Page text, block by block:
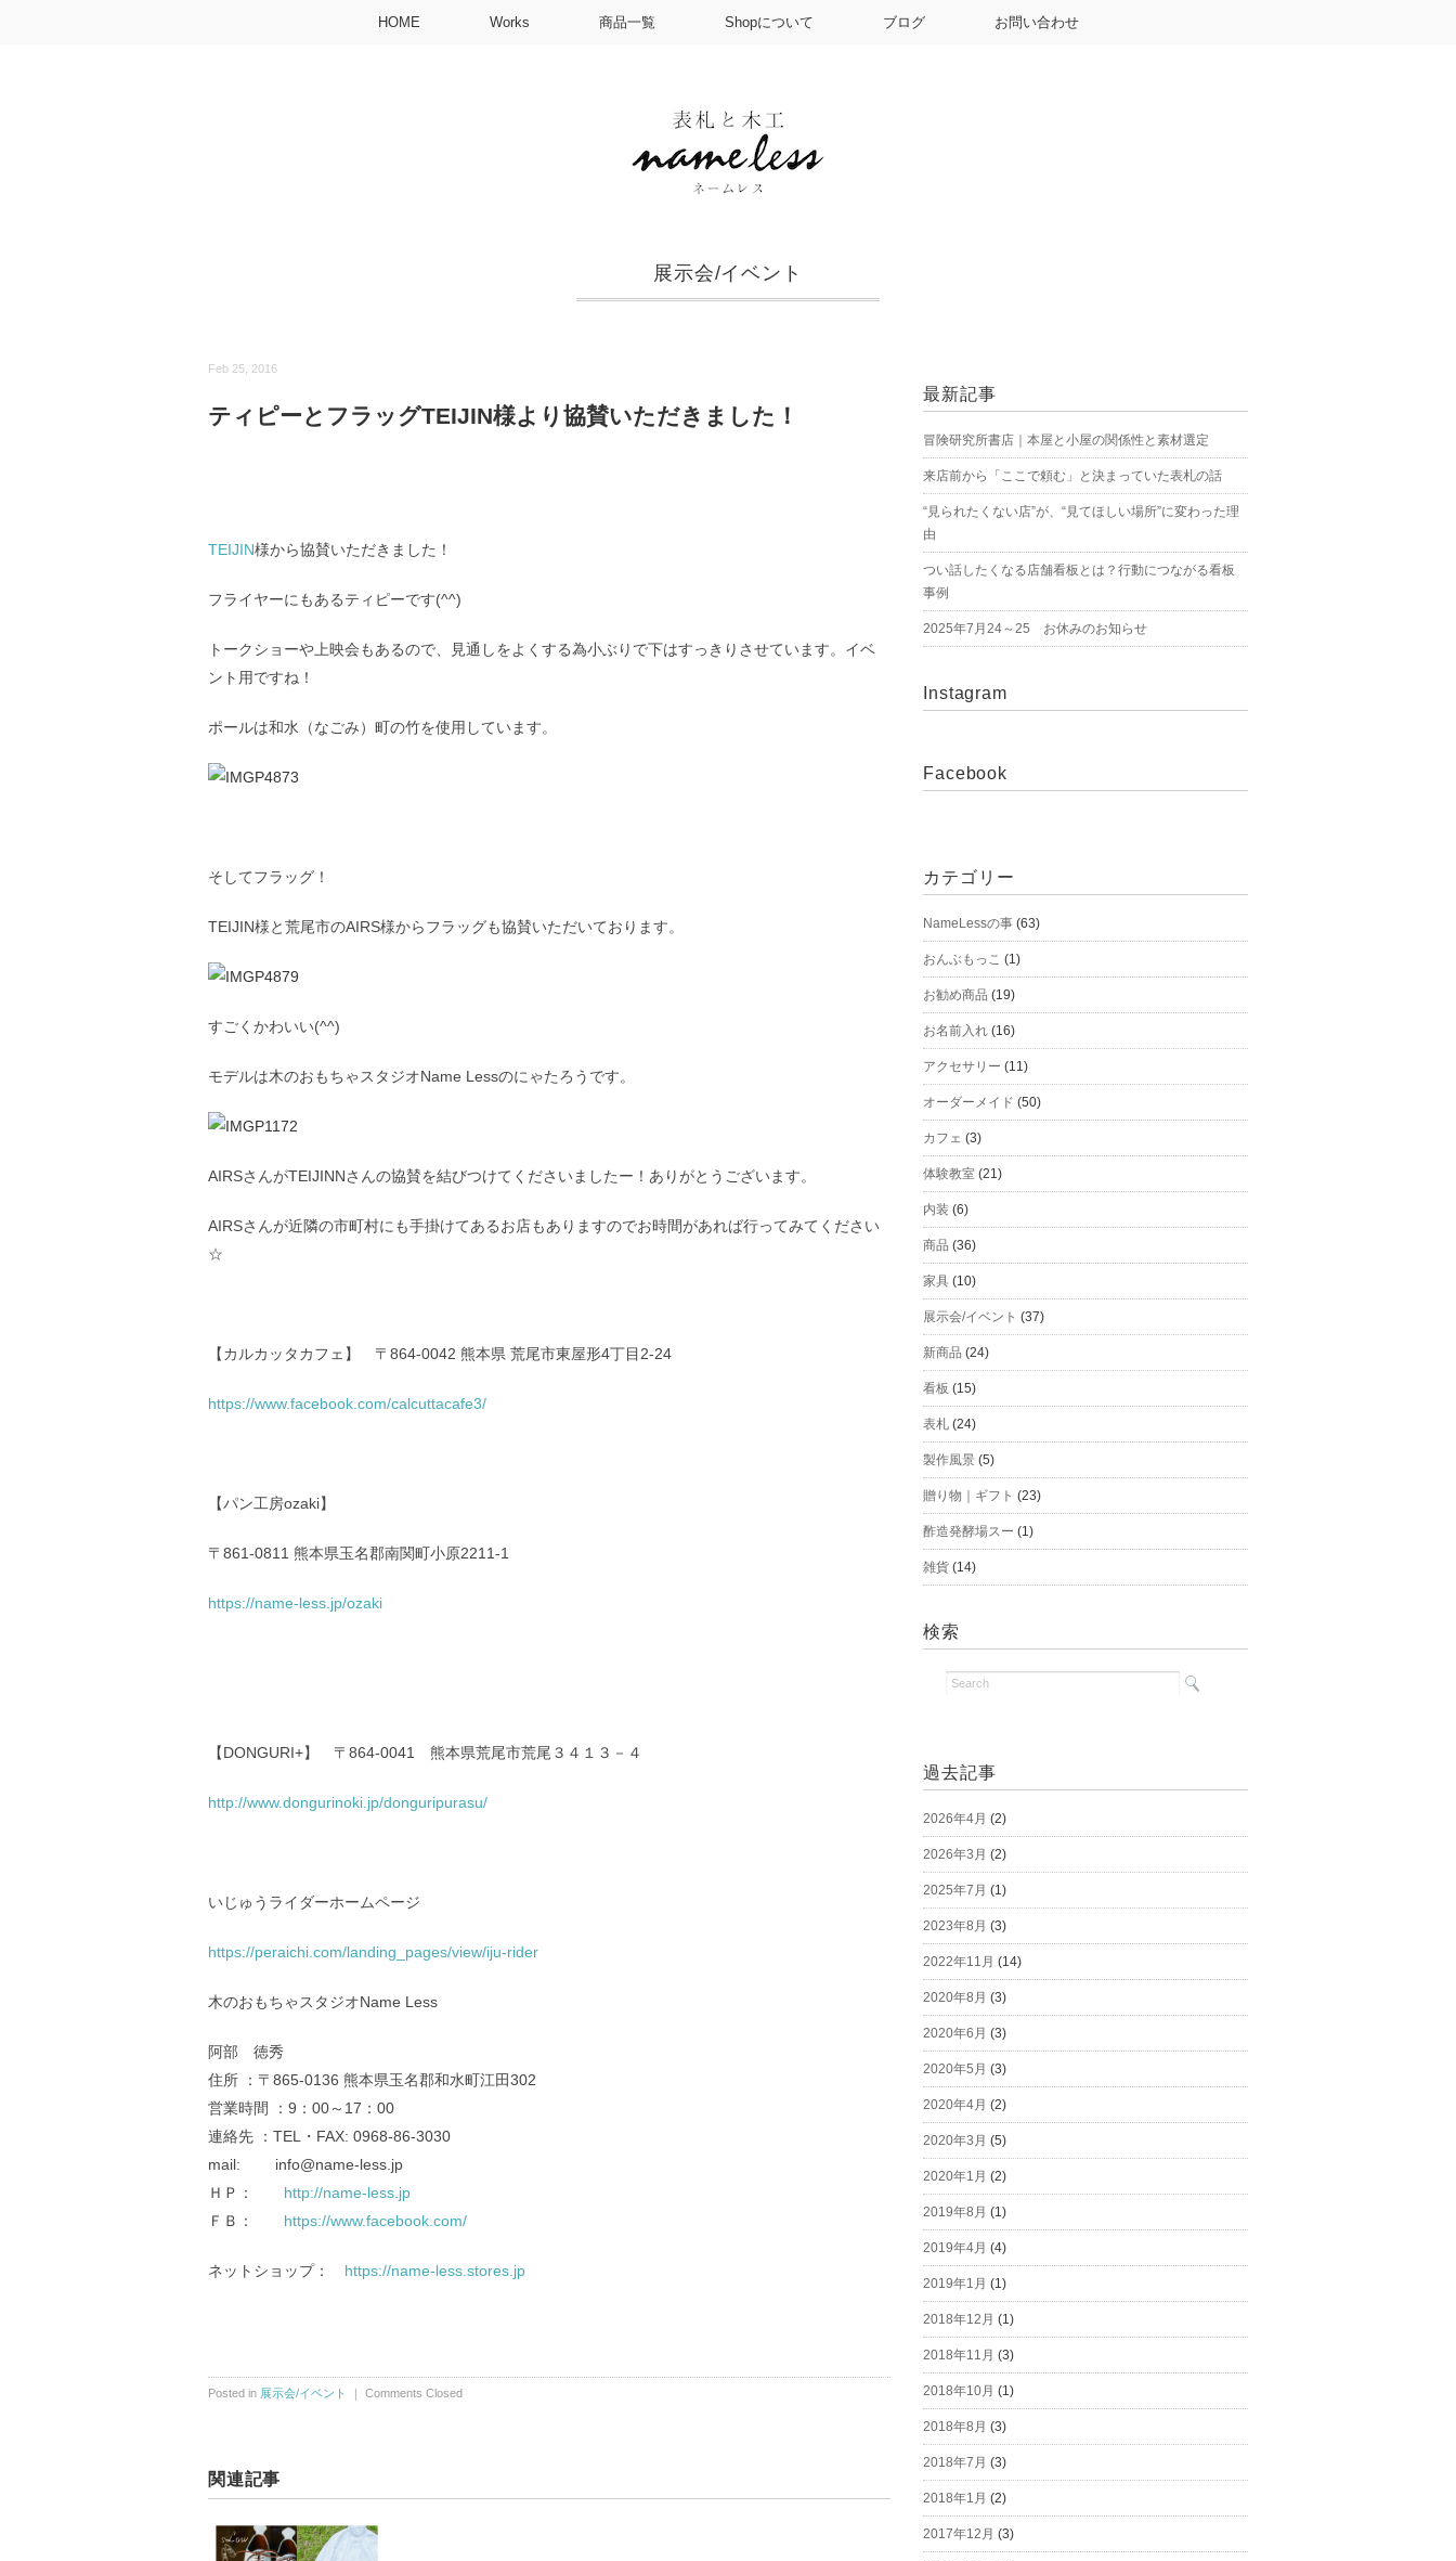
HOME Works 商品一覧 Shopについて ブログ お問い合わせ
展示会/イベント
Feb 25, 2016
ティピーとフラッグTEIJIN様より協賛いただきました！
TEIJIN様から協賛いただきました！
フライヤーにもあるティピーです(^^)
トークショーや上映会もあるので、見通しをよくする為小ぶりで下はすっきりさせています。イベ
ント用ですね！
ポールは和水（なごみ）町の竹を使用しています。
そしてフラッグ！
TEIJIN様と荒尾市のAIRS様からフラッグも協賛いただいております。
すごくかわいい(^^)
モデルは木のおもちゃスタジオName Lessのにゃたろうです。
AIRSさんがTEIJINNさんの協賛を結びつけてくださいましたー！ありがとうございます。
AIRSさんが近隣の市町村にも手掛けてあるお店もありますのでお時間があれば行ってみてください
☆
【カルカッタカフェ】 〒864-0042 熊本県 荒尾市東屋形4丁目2-24
https://www.facebook.com/calcuttacafe3/
【パン工房ozaki】
〒861-0811 熊本県玉名郡南関町小原2211-1
https://name-less.jp/ozaki
【DONGURI+】 〒864-0041 熊本県荒尾市荒尾３４１３－４
http://www.dongurinoki.jp/donguripurasu/
いじゅうライダーホームページ
https://peraichi.com/landing_pages/view/iju-rider
木のおもちゃスタジオName Less
阿部 徳秀
住所 ：〒865-0136 熊本県玉名郡和水町江田302
営業時間 ：9：00～17：00
連絡先 ：TEL・FAX: 0968-86-3030
mail: info@name-less.jp
ＨＰ： http://name-less.jp
ＦＢ： https://www.facebook.com/
ネットショップ： https://name-less.stores.jp
Posted in 展示会/イベント ｜ Comments Closed
関連記事
最新記事
冒険研究所書店｜本屋と小屋の関係性と素材選定
来店前から「ここで頼む」と決まっていた表札の話
“見られたくない店”が、“見てほしい場所”に変わった理
由
つい話したくなる店舗看板とは？行動につながる看板
事例
2025年7月24～25 お休みのお知らせ
Instagram
Facebook
カテゴリー
NameLessの事 (63)
おんぶもっこ (1)
お勧め商品 (19)
お名前入れ (16)
アクセサリー (11)
オーダーメイド (50)
カフェ (3)
体験教室 (21)
内装 (6)
商品 (36)
家具 (10)
展示会/イベント (37)
新商品 (24)
看板 (15)
表札 (24)
製作風景 (5)
贈り物｜ギフト (23)
酢造発酵場スー (1)
雑貨 (14)
検索
過去記事
2026年4月 (2)
2026年3月 (2)
2025年7月 (1)
2023年8月 (3)
2022年11月 (14)
2020年8月 (3)
2020年6月 (3)
2020年5月 (3)
2020年4月 (2)
2020年3月 (5)
2020年1月 (2)
2019年8月 (1)
2019年4月 (4)
2019年1月 (1)
2018年12月 (1)
2018年11月 (3)
2018年10月 (1)
2018年8月 (3)
2018年7月 (3)
2018年1月 (2)
2017年12月 (3)